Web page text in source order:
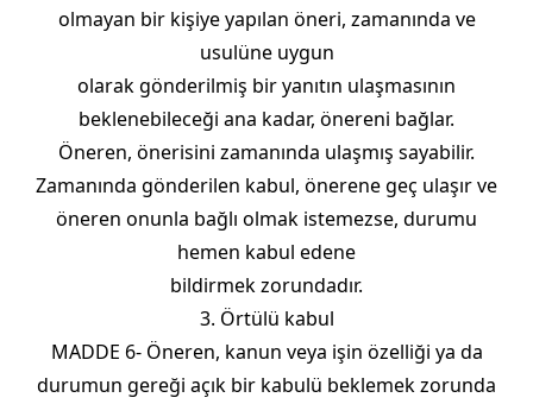
olmayan bir kişiye yapılan öneri, zamanında ve
usulüne uygun
olarak gönderilmiş bir yanıtın ulaşmasının
beklenebileceği ana kadar, önereni bağlar.
Öneren, önerisini zamanında ulaşmış sayabilir.
Zamanında gönderilen kabul, önerene geç ulaşır ve
öneren onunla bağlı olmak istemezse, durumu
hemen kabul edene
bildirmek zorundadır.
3. Örtülü kabul
MADDE 6- Öneren, kanun veya işin özelliği ya da
durumun gereği açık bir kabulü beklemek zorunda